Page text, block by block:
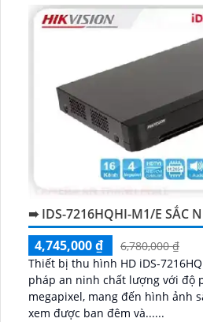
➠ IDS-7216HQHI-M1/E SẮC
4,745,000 ₫
6,780,000 ₫
Thiết bị thu hình HD iDS-
pháp an ninh chất lượng với độ
megapixel, mang đến hình ảnh sắc nét. Với
xem được ban đêm và......